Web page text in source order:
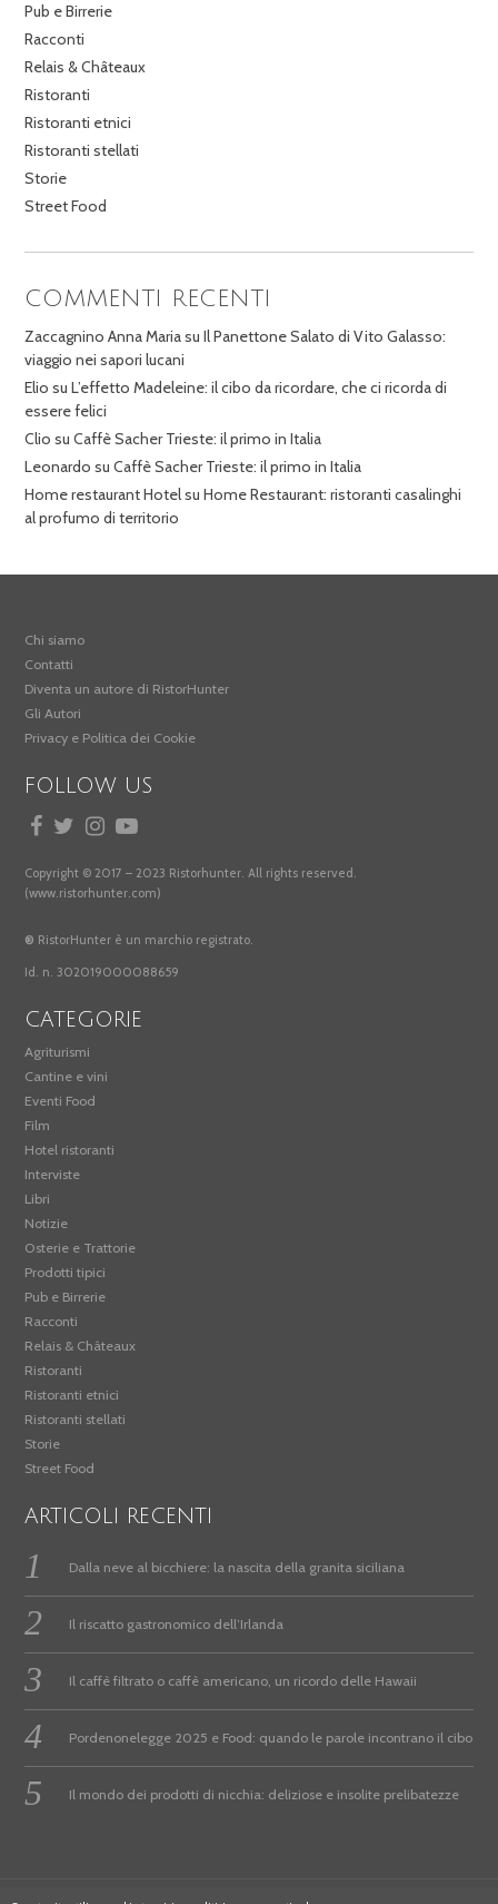
Pub e Birrerie
Racconti
Relais & Châteaux
Ristoranti
Ristoranti etnici
Ristoranti stellati
Storie
Street Food
COMMENTI RECENTI
Zaccagnino Anna MariasuIl Panettone Salato di Vito Galasso:
viaggio nei sapori lucani
Elio suL’effetto Madeleine: il cibo da ricordare, che ci ricorda di
essere felici
Clio suCaffè Sacher Trieste: il primo in Italia
Leonardo suCaffè Sacher Trieste: il primo in Italia
Home restaurant HotelsuHome Restaurant: ristoranti casalinghi
al profumo di territorio
Chi siamo
Contatti
Diventa un autore di RistorHunter
Gli Autori
Privacy e Politica dei Cookie
FOLLOW US
Copyright © 2017 – 2023 Ristorhunter. All rights reserved.
(www.ristorhunter.com)
® RistorHunter è un marchio registrato.
Id. n. 302019000088659
CATEGORIE
Agriturismi
Cantine e vini
Eventi Food
Film
Hotel ristoranti
Interviste
Libri
Notizie
Osterie e Trattorie
Prodotti tipici
Pub e Birrerie
Racconti
Relais & Châteaux
Ristoranti
Ristoranti etnici
Ristoranti stellati
Storie
Street Food
ARTICOLI RECENTI
Dalla neve al bicchiere: la nascita della granita siciliana
Il riscatto gastronomico dell’Irlanda
Il caffè filtrato o caffè americano, un ricordo delle Hawaii
Pordenonelegge 2025 e Food: quando le parole incontrano il cibo
Il mondo dei prodotti di nicchia: deliziose e insolite prelibatezze